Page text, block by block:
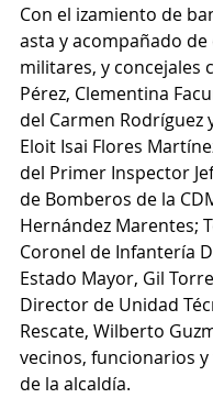
Con el izamiento de
asta y acompañado
militares, y concejales
Pérez, Clementina
del Carmen Rodríguez
Eloit Isai Flores
del Primer Inspector
de Bomberos de la
Hernández Marentes;
Coronel de Infantería
Estado Mayor, Gil
Director de Unidad
Rescate, Wilberto
vecinos, funcionarios
de la alcaldía.